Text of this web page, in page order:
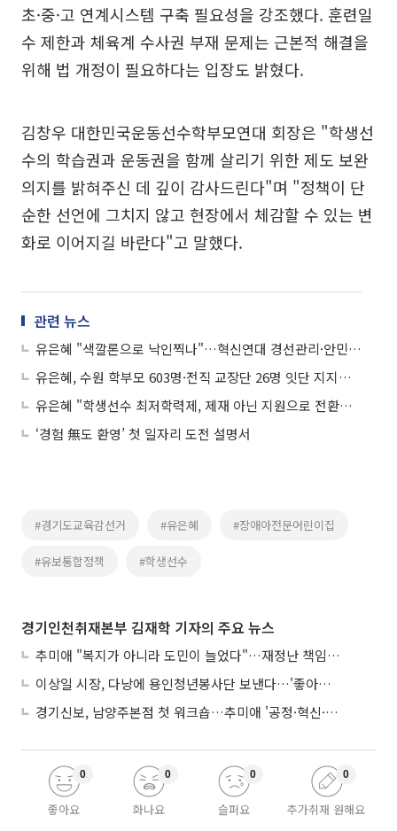
초·중·고 연계시스템 구축 필요성을 강조했다. 훈련일
수 제한과 체육계 수사권 부재 문제는 근본적 해결을
위해 법 개정이 필요하다는 입장도 밝혔다.
김창우 대한민국운동선수학부모연대 회장은 "학생선
수의 학습권과 운동권을 함께 살리기 위한 제도 보완
의지를 밝혀주신 데 깊이 감사드린다"며 "정책이 단
순한 선언에 그치지 않고 현장에서 체감할 수 있는 변
화로 이어지길 바란다"고 말했다.
관련 뉴스
유은혜 "색깔론으로 낙인찍나"…혁신연대 경선관리·안민석 네거티브 정면 비판
유은혜, 수원 학부모 603명·전직 교장단 26명 잇단 지지…교육감 경선 '대세론' 굳히기
유은혜 "학생선수 최저학력제, 제재 아닌 지원으로 전환해야"
‘경험 無도 환영’ 첫 일자리 도전 설명서
#경기도교육감선거 #유은혜 #장애아전문어린이집
#유보통합정책 #학생선수
경기인천취재본부 김재학 기자의 주요 뉴스
추미애 "복지가 아니라 도민이 늘었다"…재정난 책임론 정면돌파
이상일 시장, 다낭에 용인청년봉사단 보낸다…'좋아용 거리' 만든다
경기신보, 남양주본점 첫 워크숍…추미애 '공정·혁신·포용' 전면 반영
좋아요
0
화나요
0
슬퍼요
0
추가취재 원해요
0